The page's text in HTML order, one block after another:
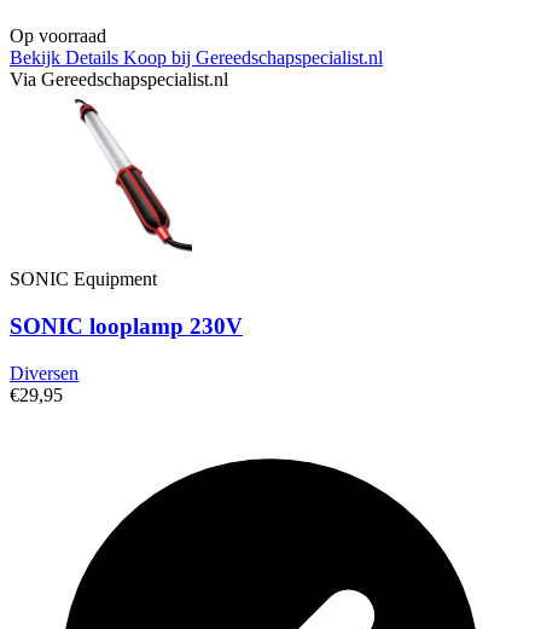
Op voorraad
Bekijk Details Koop bij Gereedschapspecialist.nl
Via Gereedschapspecialist.nl
SONIC Equipment
SONIC looplamp 230V
Diversen
€29,95